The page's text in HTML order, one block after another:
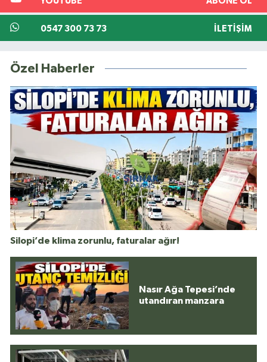
0547 300 73 73 İLETIŞIM
Özel Haberler
Silopi’de klima zorunlu, faturalar ağır!
Nasır Ağa Tepesi’nde
utandıran manzara